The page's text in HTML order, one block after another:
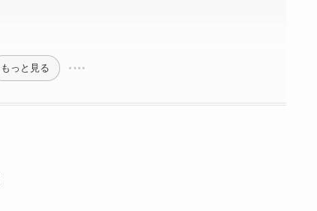
もっと見る